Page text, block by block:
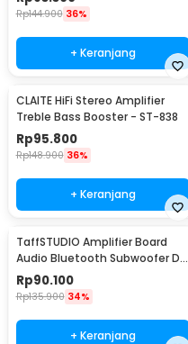
Rp144.900 36%
+ Keranjang
CLAITE HiFi Stereo Amplifier
Treble Bass Booster - ST-838
Rp95.800
Rp148.900 36%
+ Keranjang
TaffSTUDIO Amplifier Board
Audio Bluetooth Subwoofer DIY
35W - D30K
Rp90.100
Rp135.900 34%
+ Keranjang